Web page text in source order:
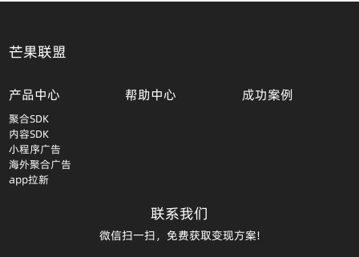
芒果联盟
产品中心
聚合SDK
内容SDK
小程序广告
海外聚合广告
app拉新
帮助中心 成功案例
联系我们
微信扫一扫，免费获取变现方案!